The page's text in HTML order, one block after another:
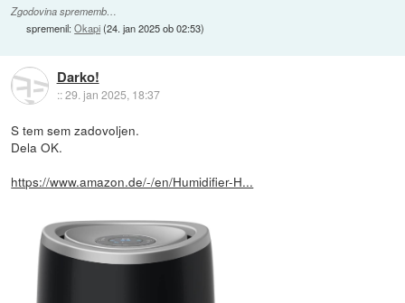
Zgodovina sprememb…
spremenil:Okapi(24. jan 2025 ob 02:53)
Darko!
::29. jan 2025, 18:37
S tem sem zadovoljen.
Dela OK.
https://www.amazon.de/-/en/Humidifier-H...